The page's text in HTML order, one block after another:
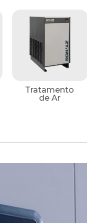
Tratamento
de Ar